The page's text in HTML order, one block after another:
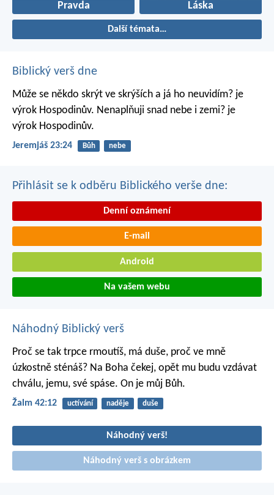
Pravda Láska
Další témata…
Biblický verš dne
Může se někdo skrýt ve skrýších a já ho neuvidím? je
výrok Hospodinův. Nenaplňuji snad nebe i zemi? je
výrok Hospodinův.
Jeremjáš 23:24 Bůh nebe
Přihlásit se k odběru Biblického verše dne:
Denní oznámení
E-mail
Android
Na vašem webu
Náhodný Biblický verš
Proč se tak trpce rmoutíš, má duše, proč ve mně
úzkostně sténáš? Na Boha čekej, opět mu budu vzdávat
chválu, jemu, své spáse. On je můj Bůh.
Žalm 42:12 uctívání naděje duše
Náhodný verš!
Náhodný verš s obrázkem